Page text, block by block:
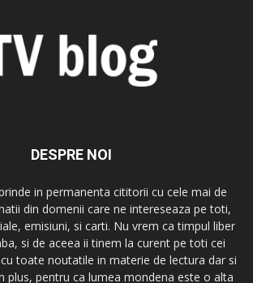
DESPRE NOI
in permanenta cititorii cu cele mai de
din domenii care ne intereseaza pe toti,
emisiuni, si carti. Nu vrem ca timpul liber
si de aceea ii tinem la curent pe toti cei
toate noutatile in materie de lectura dar si
plus, pentru ca lumea mondena este o alta